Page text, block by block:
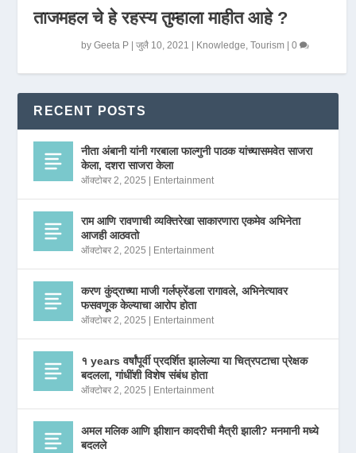
ताजमहल चे हे रहस्य तुम्हाला माहीत आहे ?
byGeeta P |जुलै 10, 2021 Knowledge,Tourism |0
RECENT POSTS
नीता अंबानी यांनी गरबाला फाल्गुनी पाठक यांच्यासमवेत साजरा
केला, दशरा साजरा केला
ऑक्टोबर 2, 2025 Entertainment
राम आणि रावणाची व्यक्तिरेखा साकारणारा एकमेव अभिनेता
आजही आठवतो
ऑक्टोबर 2, 2025 Entertainment
करण कुंद्राच्या माजी गर्लफ्रेंडला रागावले, अभिनेत्यावर
फसवणूक केल्याचा आरोप होता
ऑक्टोबर 2, 2025 Entertainment
१ years वर्षांपूर्वी प्रदर्शित झालेल्या या चित्रपटाचा प्रेक्षक
बदलला, गांधींशी विशेष संबंध होता
ऑक्टोबर 2, 2025 Entertainment
अमल मलिक आणि झीशान कादरीची मैत्री झाली? मनमानी मध्ये
बदलले